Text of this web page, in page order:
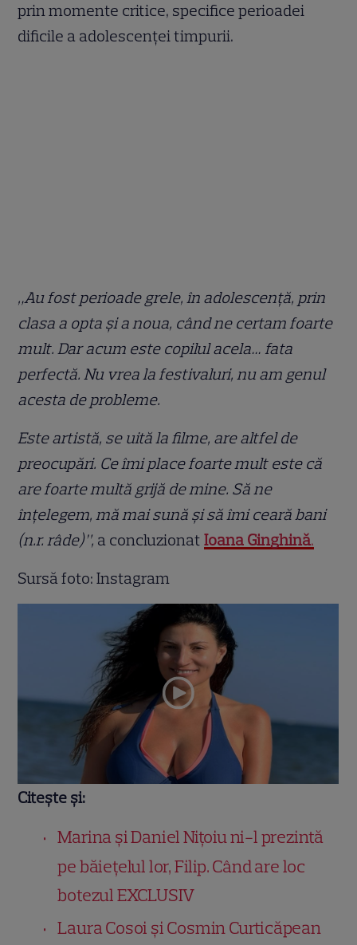
prin momente critice, specifice perioadei
dificile a adolescenței timpurii.
„Au fost perioade grele, în adolescență, prin
clasa a opta și a noua, când ne certam foarte
mult. Dar acum este copilul acela… fata
perfectă. Nu vrea la festivaluri, nu am genul
acesta de probleme.
Este artistă, se uită la filme, are altfel de
preocupări. Ce îmi place foarte mult este că
are foarte multă grijă de mine. Să ne
înțelegem, mă mai sună și să îmi ceară bani
(n.r. râde)”, a concluzionatIoana Ginghină.
Sursă foto: Instagram
Citește și:
Marina și Daniel Nițoiu ni-l prezintă
pe băiețelul lor, Filip. Când are loc
botezul EXCLUSIV
Laura Cosoi și Cosmin Curticăpean